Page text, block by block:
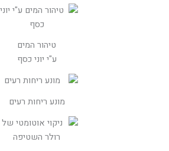
טיהור המים
ע"י יוני כסף
מונע ריחות רעים